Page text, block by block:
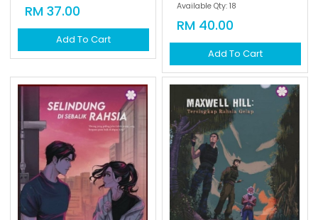
RM 37.00
Add To Cart
Available Qty: 18
RM 40.00
Add To Cart